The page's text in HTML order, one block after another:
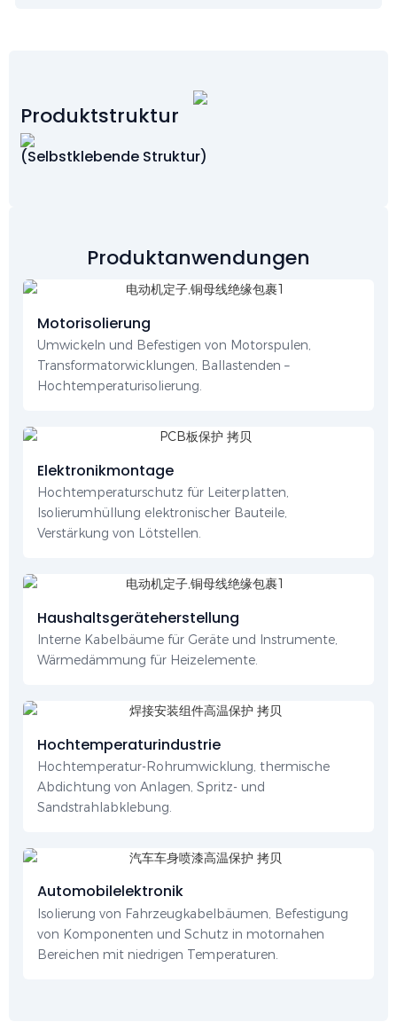
Produktstruktur
(Selbstklebende Struktur)
Produktanwendungen
Motorisolierung
Umwickeln und Befestigen von Motorspulen,
Transformatorwicklungen, Ballastenden –
Hochtemperaturisolierung.
Elektronikmontage
Hochtemperaturschutz für Leiterplatten,
Isolierumhüllung elektronischer Bauteile,
Verstärkung von Lötstellen.
Haushaltsgeräteherstellung
Interne Kabelbäume für Geräte und Instrumente,
Wärmedämmung für Heizelemente.
Hochtemperaturindustrie
Hochtemperatur-Rohrumwicklung, thermische
Abdichtung von Anlagen, Spritz- und
Sandstrahlabklebung.
Automobilelektronik
Isolierung von Fahrzeugkabelbäumen, Befestigung
von Komponenten und Schutz in motornahen
Bereichen mit niedrigen Temperaturen.